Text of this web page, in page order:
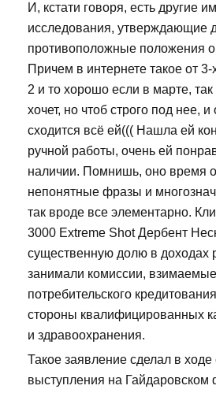
И, кстати говоря, есть другие
исследования, утверждающие
противоположные положения о
Причем в интернете такое от
2 и то хорошо если в марте, так
хочет, но чтоб строго под нее,
сходится всё ей((( Нашла ей
ручной работы, очень ей
наличии. Помнишь, оно время
непонятные фразы и
так вроде все элементарно.
3000 Extreme Shot Дербент
существенную долю в доходах
занимали комиссии,
потребительского
стороны квалифицированных
и здравоохранения.
Такое заявление сделал в ходе
выступления на